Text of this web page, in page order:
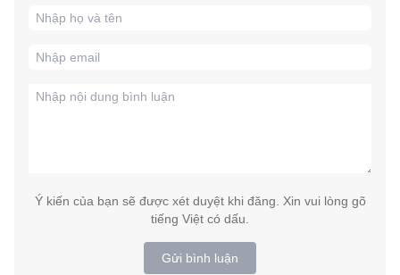
Ý kiến của bạn sẽ được xét duyệt khi đăng. Xin vui lòng gõ
tiếng Việt có dấu.
Gửi bình luận